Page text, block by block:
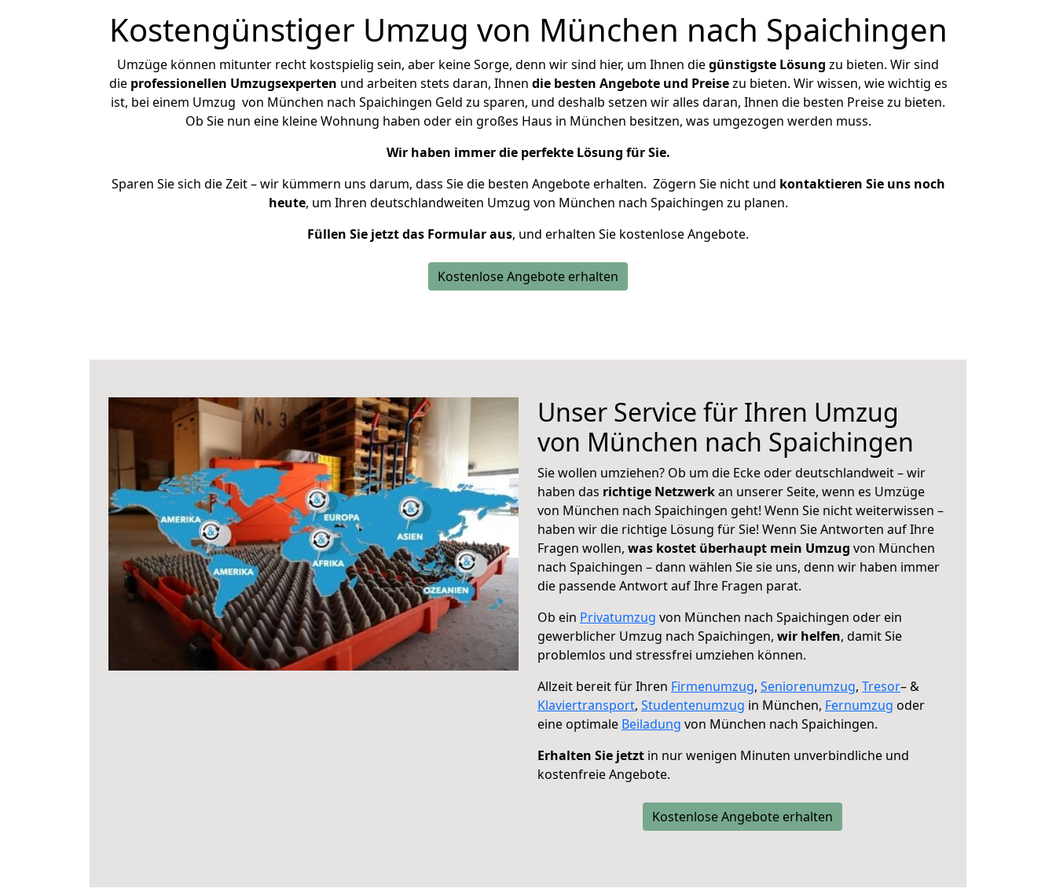
Kostengünstiger Umzug von München nach Spaichingen
Umzüge können mitunter recht kostspielig sein, aber keine Sorge, denn wir sind hier, um Ihnen diegünstigste Lösung zu bieten. Wir sind
die professionellen Umzugsexperten und arbeiten stets daran, Ihnen die besten Angebote und Preisezu bieten. Wir wissen, wie wichtig es
ist, bei einem Umzug von München nach Spaichingen Geld zu sparen, und deshalb setzen wir alles daran, Ihnen die besten Preise zu bieten.
Ob Sie nun eine kleine Wohnung haben oder ein großes Haus in München besitzen, was umgezogen werden muss.
Wir haben immer die perfekte Lösung für Sie.
Sparen Sie sich die Zeit – wir kümmern uns darum, dass Sie die besten Angebote erhalten. Zögern Sie nicht und kontaktieren Sie uns noch
heute, um Ihren deutschlandweiten Umzug von München nach Spaichingen zu planen.
Füllen Sie jetzt das Formular aus, und erhalten Sie kostenlose Angebote.
Kostenlose Angebote erhalten
Unser Service für Ihren Umzug
von München nach Spaichingen
Sie wollen umziehen? Ob um die Ecke oder deutschlandweit – wir
haben das richtige Netzwerkan unserer Seite, wenn es Umzüge
von München nach Spaichingen geht! Wenn Sie nicht weiterwissen –
haben wir die richtige Lösung für Sie! Wenn Sie Antworten auf Ihre
Fragen wollen, was kostet überhaupt mein Umzug von München
nach Spaichingen – dann wählen Sie sie uns, denn wir haben immer
die passende Antwort auf Ihre Fragen parat.
Ob ein Privatumzug von München nach Spaichingen oder ein
gewerblicher Umzug nach Spaichingen, wir helfen, damit Sie
problemlos und stressfrei umziehen können.
Allzeit bereit für Ihren Firmenumzug, Seniorenumzug, Tresor– &
Klaviertransport, Studentenumzug in München, Fernumzug oder
eine optimale Beiladung von München nach Spaichingen.
Erhalten Sie jetzt in nur wenigen Minuten unverbindliche und
kostenfreie Angebote.
Kostenlose Angebote erhalten